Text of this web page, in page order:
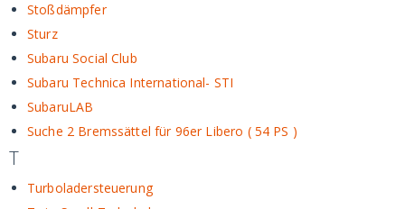
Stoßdämpfer
Sturz
Subaru Social Club
Subaru Technica International- STI
SubaruLAB
Suche 2 Bremssättel für 96er Libero ( 54 PS )
T
Turboladersteuerung